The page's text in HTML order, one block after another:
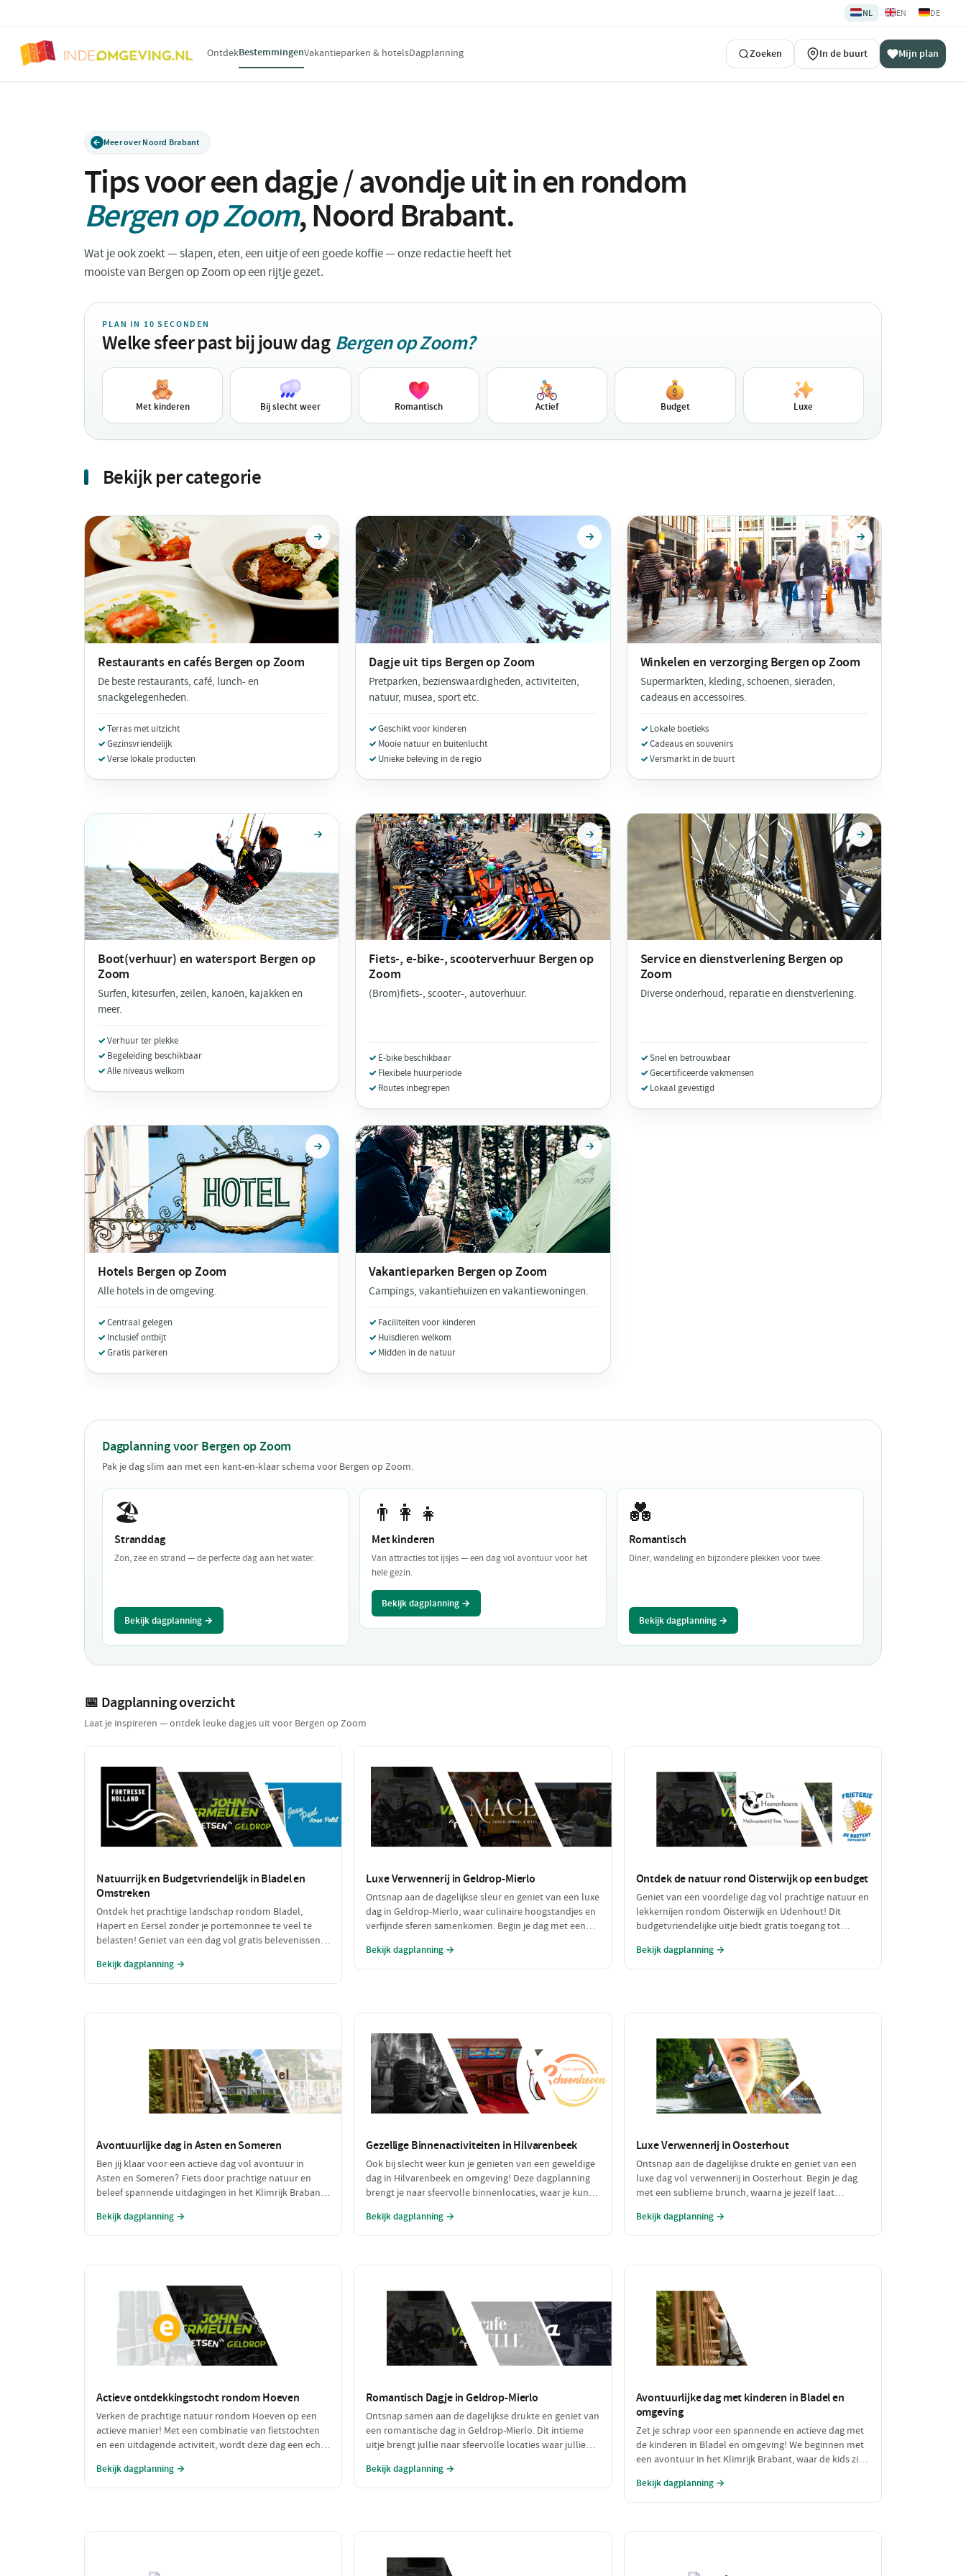
🇳🇱NL 🇬🇧EN 🇩🇪DE
OntdekBestemmingenVakantieparken & hotelsDagplanning Zoeken In de buurt Mijn plan
Meer over Noord Brabant
Tips voor een dagje / avondje uit in en rondom
Bergen op Zoom,Noord Brabant.
Wat je ook zoekt — slapen, eten, een uitje of een goede koffie — onze redactie heeft het
mooiste van Bergen op Zoom op een rijtje gezet.
PLAN IN 10 SECONDEN
Welke sfeer past bij jouw dag Bergen op Zoom?
Met kinderen Bij slecht weer Romantisch Actief Budget Luxe
Bekijk per categorie
Restaurants en cafésBergen op Zoom
De beste restaurants, café, lunch- en
snackgelegenheden.
Terras met uitzicht
Gezinsvriendelijk
Verse lokale producten
Dagje uit tips Bergen op Zoom
Pretparken, bezienswaardigheden, activiteiten,
natuur, musea, sport etc.
Geschikt voor kinderen
Mooie natuur en buitenlucht
Unieke beleving in de regio
Winkelen en verzorging Bergen op Zoom
Supermarkten, kleding, schoenen, sieraden,
cadeaus en accessoires.
Lokale boetieks
Cadeaus en souvenirs
Versmarkt in de buurt
Boot(verhuur) en watersport Bergen op
Zoom
Surfen, kitesurfen, zeilen, kanoën, kajakken en
meer.
Verhuur ter plekke
Begeleiding beschikbaar
Alle niveaus welkom
Fiets-, e-bike-, scooterverhuur Bergen op
Zoom
(Brom)fiets-, scooter-, autoverhuur.
E-bike beschikbaar
Flexibele huurperiode
Routes inbegrepen
Service en dienstverlening Bergen op
Zoom
Diverse onderhoud, reparatie en dienstverlening.
Snel en betrouwbaar
Gecertificeerde vakmensen
Lokaal gevestigd
Hotels Bergen op Zoom
Alle hotels in de omgeving.
Centraal gelegen
Inclusief ontbijt
Gratis parkeren
Vakantieparken Bergen op Zoom
Campings, vakantiehuizen en vakantiewoningen.
Faciliteiten voor kinderen
Huisdieren welkom
Midden in de natuur
Dagplanning voor Bergen op Zoom
Pak je dag slim aan met een kant-en-klaar schema voor Bergen op Zoom.
🏖️
Stranddag
Zon, zee en strand — de perfecte dag aan het water.
Bekijk dagplanning →
👨‍👩‍👧
Met kinderen
Van attracties tot ijsjes — een dag vol avontuur voor het
hele gezin.
Bekijk dagplanning →
💑
Romantisch
Diner, wandeling en bijzondere plekken voor twee.
Bekijk dagplanning →
📅 Dagplanning overzicht
Laat je inspireren — ontdek leuke dagjes uit voor Bergen op Zoom
Natuurrijk en Budgetvriendelijk in Bladel en
Omstreken
Ontdek het prachtige landschap rondom Bladel,
Hapert en Eersel zonder je portemonnee te veel te
belasten! Geniet van een dag vol gratis belevenissen
wandeling door de natuur en sluit je dag af met een
Bekijk dagplanning →
Luxe Verwennerij in Geldrop-Mierlo
Ontsnap aan de dagelijkse sleur en geniet van een luxe
dag in Geldrop-Mierlo, waar culinaire hoogstandjes en
verfijnde sferen samenkomen. Begin je dag met een
een voortreffelijk diner in een sfeervol restaurant.
Bekijk dagplanning →
Ontdek de natuur rond Oisterwijk op een budget
Geniet van een voordelige dag vol prachtige natuur en
lekkernijen rondom Oisterwijk en Udenhout! Dit
budgetvriendelijke uitje biedt gratis toegang tot
een lokale zuivelboerderij en een gezellige plek voor
Bekijk dagplanning →
Avontuurlijke dag in Asten en Someren
Ben jij klaar voor een actieve dag vol avontuur in
Asten en Someren? Fiets door prachtige natuur en
beleef spannende uitdagingen in het Klimrijk Brabant.
een ontspannen diner, zodat je volledig opgeladen
Bekijk dagplanning →
Gezellige Binnenactiviteiten in Hilvarenbeek
Ook bij slecht weer kun je genieten van een geweldige
dag in Hilvarenbeek en omgeving! Deze dagplanning
brengt je naar sfeervolle binnenlocaties, waar je kunt
bent tegen de regen of kou. Perfect voor een uitje met
Bekijk dagplanning →
Luxe Verwennerij in Oosterhout
Ontsnap aan de dagelijkse drukte en geniet van een
luxe dag vol verwennerij in Oosterhout. Begin je dag
met een sublieme brunch, waarna je jezelf laat
diner. Tussen de culinaire hoogstandjes door, spoel je
Bekijk dagplanning →
Actieve ontdekkingstocht rondom Hoeven
Verken de prachtige natuur rondom Hoeven op een
actieve manier! Met een combinatie van fietstochten
en een uitdagende activiteit, wordt deze dag een echte
mooie omgeving terwijl je actief bezig bent.
Bekijk dagplanning →
Romantisch Dagje in Geldrop-Mierlo
Ontsnap samen aan de dagelijkse drukte en geniet van
een romantische dag in Geldrop-Mierlo. Dit intieme
uitje brengt jullie naar sfeervolle locaties waar jullie
de liefde. Laat je verwonderen door de schoonheid
Bekijk dagplanning →
Avontuurlijke dag met kinderen in Bladel en
omgeving
Zet je schrap voor een spannende en actieve dag met
de kinderen in Bladel en omgeving! We beginnen met
een avontuur in het Klimrijk Brabant, waar de kids zich
lunch bij Brasserie 't Smokkelstrand, is het tijd voor
Bekijk dagplanning →